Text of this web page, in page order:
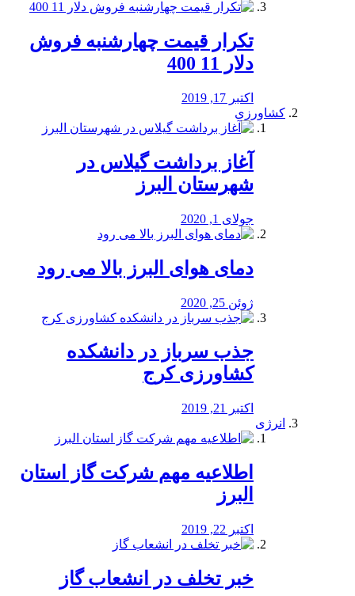
تکرار قیمت چهارشنبه فروش
دلار 11 400
اکتبر 17, 2019
کشاورزی
آغاز برداشت گیلاس در
شهرستان البرز
جولای 1, 2020
دمای هوای البرز بالا می رود
ژوئن 25, 2020
جذب سرباز در دانشکده
کشاورزی کرج
اکتبر 21, 2019
انرژی
️اطلاعیه مهم شرکت گاز استان
البرز
اکتبر 22, 2019
خبر تخلف در انشعاب گاز